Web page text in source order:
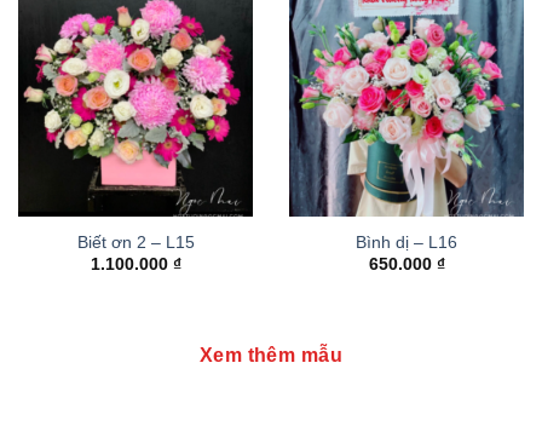
Biết ơn 2 – L15
1.100.000 ₫
Bình dị – L16
650.000 ₫
Xem thêm mẫu